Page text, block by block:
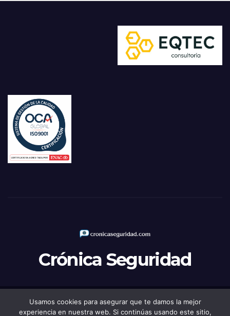
Crónica Seguridad
Funciona gracias a WordPress|Tema: Newsup deThemeansar
Usamos cookies para asegurar que te damos la mejor
experiencia en nuestra web. Si continúas usando este sitio,